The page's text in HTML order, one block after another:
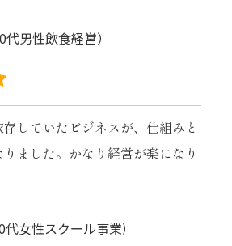
男性飲食経営）
していたビジネスが、仕組みと
ました。かなり経営が楽になり
代女性スクール事業)